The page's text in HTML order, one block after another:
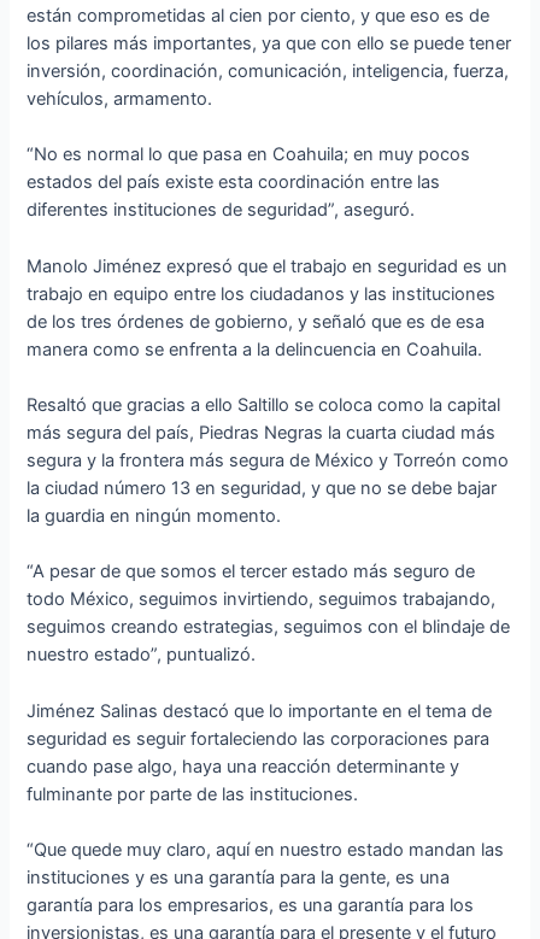
están comprometidas al cien por ciento, y que eso es de
los pilares más importantes, ya que con ello se puede tener
inversión, coordinación, comunicación, inteligencia, fuerza,
vehículos, armamento.
“No es normal lo que pasa en Coahuila; en muy pocos
estados del país existe esta coordinación entre las
diferentes instituciones de seguridad”, aseguró.
Manolo Jiménez expresó que el trabajo en seguridad es un
trabajo en equipo entre los ciudadanos y las instituciones
de los tres órdenes de gobierno, y señaló que es de esa
manera como se enfrenta a la delincuencia en Coahuila.
Resaltó que gracias a ello Saltillo se coloca como la capital
más segura del país, Piedras Negras la cuarta ciudad más
segura y la frontera más segura de México y Torreón como
la ciudad número 13 en seguridad, y que no se debe bajar
la guardia en ningún momento.
“A pesar de que somos el tercer estado más seguro de
todo México, seguimos invirtiendo, seguimos trabajando,
seguimos creando estrategias, seguimos con el blindaje de
nuestro estado”, puntualizó.
Jiménez Salinas destacó que lo importante en el tema de
seguridad es seguir fortaleciendo las corporaciones para
cuando pase algo, haya una reacción determinante y
fulminante por parte de las instituciones.
“Que quede muy claro, aquí en nuestro estado mandan las
instituciones y es una garantía para la gente, es una
garantía para los empresarios, es una garantía para los
inversionistas, es una garantía para el presente y el futuro